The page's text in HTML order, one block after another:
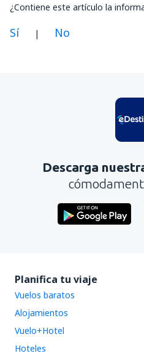
¿Contiene este artículo la
Sí | No
Contiene información
No profundiza en el tema
Enviar
Descarga
Planifica tu viaje
Vuelos baratos
Alojamientos
Vuelo+Hotel
Hoteles